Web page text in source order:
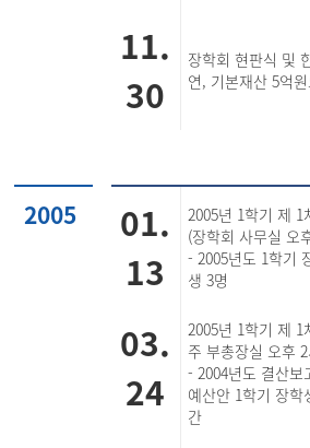
11.
30
장학회 현판식 및
연, 기본재산 5억
2005
01.
13
2005년 1학기 제 1
(장학회 사무실 오
- 2005년도 1학기
생 3명
03.
24
2005년 1학기 제 1
주 부총장실 오후
- 2004년도 결산보
예산안 1학기 장
간